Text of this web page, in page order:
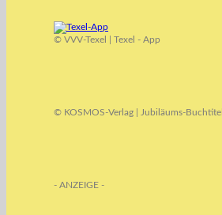
© VVV-Texel | Texel - App
© KOSMOS-Verlag | Jubiläums-Buchtitel
- ANZEIGE -